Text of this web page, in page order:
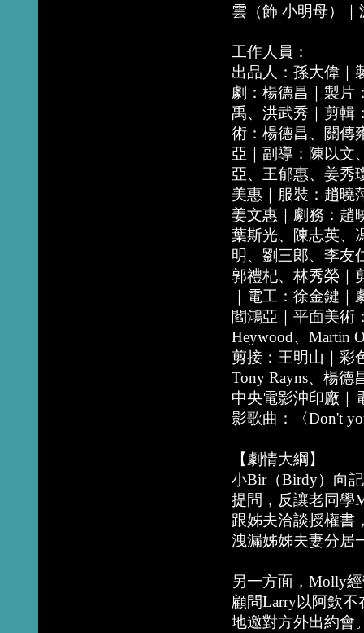
雲（飾 小明母）
工作人員：
出品人：孫大偉｜
劇：楊德昌｜製片
禹、洪武秀｜剪輯
術：楊德昌、關傳
亞｜副導：陳以文
亞、王郁惠、姜秀
美惠｜服裝：趙曉
姜文惠｜劇務：趙
葉斯光、陳志英、
明、劉三郎、李友
郭禮杞、林秀榮｜
｜電工：徐金鍵
閻鴻亞｜平面美術
Heywood、Martin
剪接：王明山｜彩
Tony Rayns、楊德
中央電影沖印廠｜
影歌曲：〈Don't
【劇情大綱】
小Bir（Birdy）向
提問，反讓老同學
跟姊夫洽談授權書
洩漏姊姊夫妻分居
另一方面，Molly
顧問Larry以阿欽
地邀對方外出約會